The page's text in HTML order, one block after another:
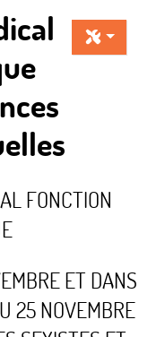
FONCTION
ET DANS
25 NOVEMBRE